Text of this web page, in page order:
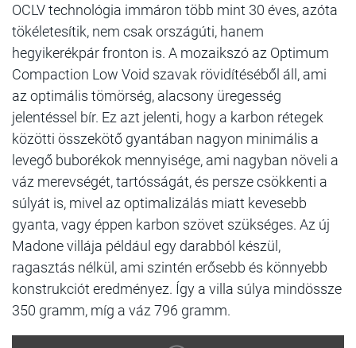
OCLV technológia immáron több mint 30 éves, azóta
tökéletesítik, nem csak országúti, hanem
hegyikerékpár fronton is. A mozaikszó az Optimum
Compaction Low Void szavak rövidítéséből áll, ami
az optimális tömörség, alacsony üregesség
jelentéssel bír. Ez azt jelenti, hogy a karbon rétegek
közötti összekötő gyantában nagyon minimális a
levegő buborékok mennyisége, ami nagyban növeli a
váz merevségét, tartósságát, és persze csökkenti a
súlyát is, mivel az optimalizálás miatt kevesebb
gyanta, vagy éppen karbon szövet szükséges. Az új
Madone villája például egy darabból készül,
ragasztás nélkül, ami szintén erősebb és könnyebb
konstrukciót eredményez. Így a villa súlya mindössze
350 gramm, míg a váz 796 gramm.